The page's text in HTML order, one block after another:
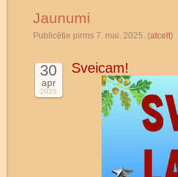
Jaunumi
Publicētie pirms 7. mai. 2025. (atcelt)
30
apr
2025
Sveicam!